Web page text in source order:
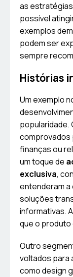
as
possível
exemplos
podem ser
sempre
Histórias
Um exemplo
comprovados
finanças ou
um toque de
exclusiva,
entenderam a
soluções
informativas.
que o
Outro
voltados para
como design